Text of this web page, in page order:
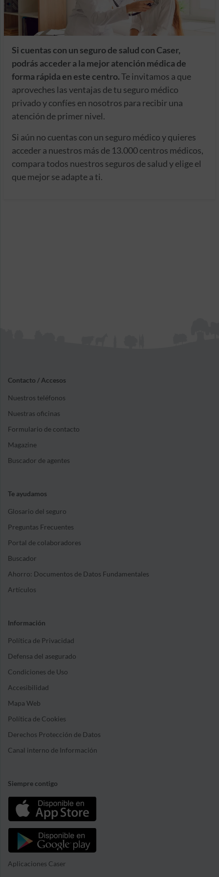
Si cuentas con un seguro de salud con Caser,
podrás acceder a la mejor atención médica de
forma rápida en este centro.Te invitamos a que
aproveches las ventajas de tu seguro médico
privado y confíes en nosotros para recibir una
atención de primer nivel.
Si aún no cuentas con un seguro médico y quieres
acceder a nuestros más de 13.000 centros médicos,
compara todos nuestros seguros de salud y elige el
que mejor se adapte a ti.
Contacto / Accesos
Nuestros teléfonos
Nuestras oficinas
Formulario de contacto
Magazine
Buscador de agentes
Te ayudamos
Glosario del seguro
Preguntas Frecuentes
Portal de colaboradores
Buscador
Ahorro: Documentos de Datos Fundamentales
Artículos
Información
Política de Privacidad
Defensa del asegurado
Condiciones de Uso
Accesibilidad
Mapa Web
Política de Cookies
Derechos Protección de Datos
Canal interno de Información
Siempre contigo
Aplicaciones Caser